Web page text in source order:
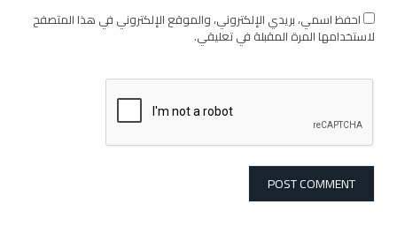
احفظ اسمي، بريدي الإلكتروني، والموقع الإلكتروني في هذا المتصفح
لاستخدامها المرة المقبلة في تعليقي.